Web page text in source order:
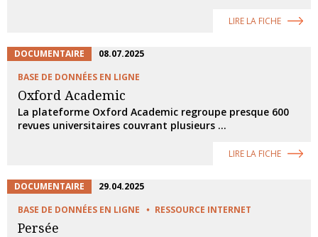
LIRE LA FICHE
DOCUMENTAIRE
08.07.2025
BASE DE DONNÉES EN LIGNE
Oxford Academic
La plateforme Oxford Academic regroupe presque 600
revues universitaires couvrant plusieurs ...
LIRE LA FICHE
DOCUMENTAIRE
29.04.2025
BASE DE DONNÉES EN LIGNE
RESSOURCE INTERNET
Persée